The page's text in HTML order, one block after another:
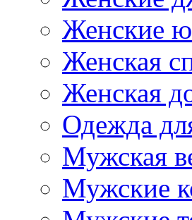
Женские
Женская
Женская
Одежда
Мужская
Мужские